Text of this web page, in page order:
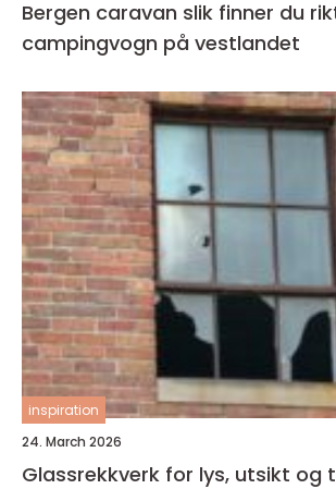
Bergen caravan slik finner du riktig bobil og
campingvogn på vestlandet
inspiration
24. March 2026
Glassrekkverk for lys, utsikt og